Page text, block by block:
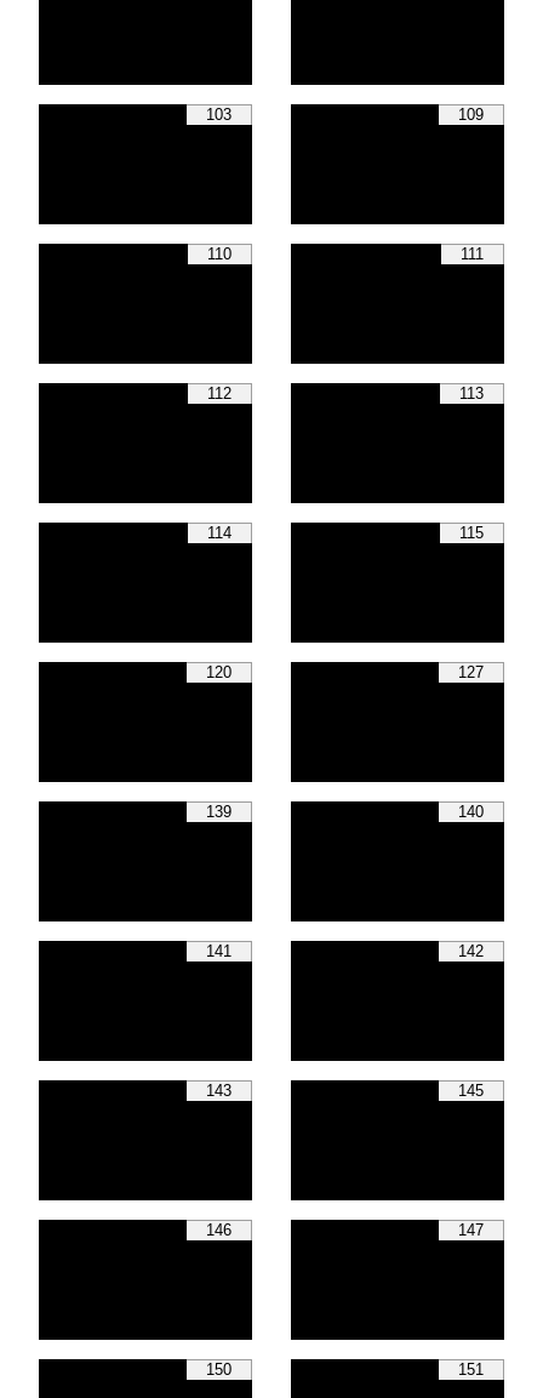
103 109
110 111
112 113
114 115
120 127
139 140
141 142
143 145
146 147
150 151